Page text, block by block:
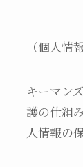
（個人情
キーマン
護の仕組
人情報の